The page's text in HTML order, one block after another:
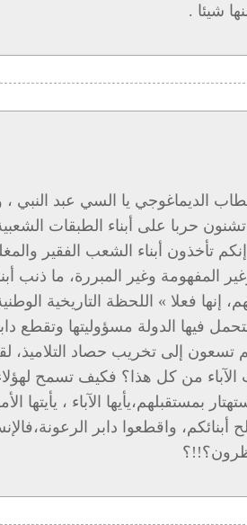
شيئا .
الديماغوجي يا السي عبد النبي
حربا على أبناء الطبقات
تأخذون أبناء الشعب الفقير
المفهومة وغير المبررة، ما ذنب
إنها فعلا » اللحظة التاريخية
فيها الدولة مسؤوليتها وتقطع
تسعون إلى تخريب حصاد التلاميذ،
الآباء من كل هذا؟ فكيف تسمح
بمستقبلهم،يأيها الآباء ، يأيتها
واقطعوا دابر